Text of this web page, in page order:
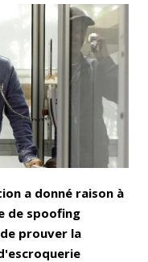
LinkedIn
a donné raison à
de spoofing
prouver la